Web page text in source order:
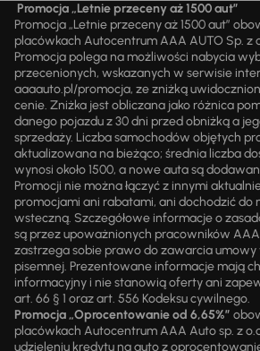
Promocja „Letnie przeceny aż 1500 aut”
Promocja „Letnie przeceny aż 1500 aut”
placówkach Autocentrum AAA AUTO Sp. z
Promocja polega na możliwości nabycia
przecenionych, wskazanych w serwisie
aaaauto.pl/promocja, ze zniżką
cenie. Zniżka jest obliczana jako różnica
danego pojazdu z 30 dni przed obniżką a
sprzedaży. Liczba samochodów objętych
aktualizowana na bieżąco; średnia liczba
wynosi około 1500, a nowe auta są
Promocji nie można łączyć z innymi
promocjami ani rabatami, ani dochodzić do
wsteczną. Szczegółowe informacje o
są przez upoważnionych pracowników
zastrzega sobie prawo do zawarcia umowy
pisemnej. Prezentowane informacje mają
informacyjny i nie stanowią oferty ani
art. 66 § 1 oraz art. 556 Kodeksu cywilnego.
Promocja „Oprocentowanie od 6,65%”
placówkach Autocentrum AAA Auto sp. z
udzieleniu kredytu na auto z